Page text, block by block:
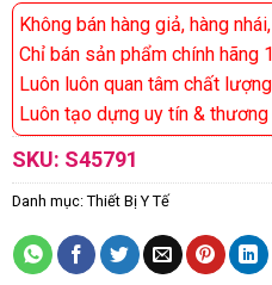
Không bán hàng giả, hàng
Chỉ bán sản phẩm chính hãng
Luôn luôn quan tâm chất
Luôn tạo dựng uy tín & thương
SKU: S45791
Danh mục: Thiết Bị Y Tế